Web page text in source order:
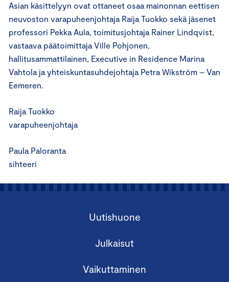
Asian käsittelyyn ovat ottaneet osaa mainonnan eettisen
neuvoston varapuheenjohtaja Raija Tuokko sekä jäsenet
professori Pekka Aula, toimitusjohtaja Rainer Lindqvist,
vastaava päätoimittaja Ville Pohjonen,
hallitusammattilainen, Executive in Residence Marina
Vahtola ja yhteiskuntasuhdejohtaja Petra Wikström – Van
Eemeren.
Raija Tuokko
varapuheenjohtaja
Paula Paloranta
sihteeri
Uutishuone
Julkaisut
Vaikuttaminen